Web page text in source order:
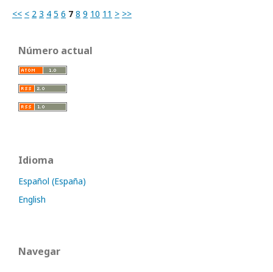
<< < 2 3 4 5 6 7 8 9 10 11 > >>
Número actual
Idioma
Español (España)
English
Navegar